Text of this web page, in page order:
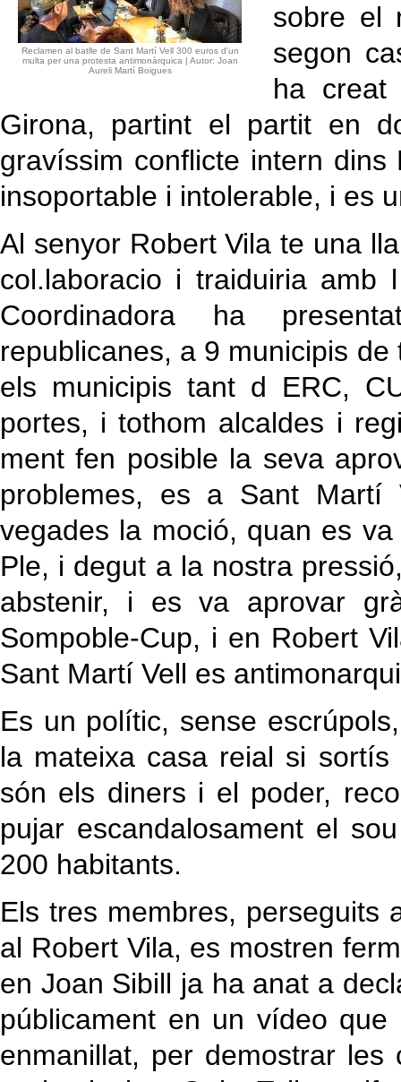
Reclamen al batlle de Sant Martí Vell 300 euros d'un
multa per una protesta antimonàrquica | Autor: Joan
Aureli Martí Boigues
sobre el
segon
ha
Girona, partint el partit en
gravíssim conflicte intern
insoportable i intolerable, i es
Al senyor Robert Vila te una
col.laboracio i traiduiria amb
Coordinadora ha
republicanes, a 9 municipis
els municipis tant d ERC,
portes, i tothom alcaldes i
ment fen posible la seva
problemes, es a Sant Martí
vegades la moció, quan es
Ple, i degut a la nostra
abstenir, i es va aprovar
Sompoble-Cup, i en Robert
Sant Martí Vell es
Es un polític, sense
la mateixa casa reial si
són els diners i el poder,
pujar escandalosament el
200 habitants.
Els tres membres, perseguits
al Robert Vila, es mostren
en Joan Sibill ja ha anat a
públicament en un vídeo
enmanillat, per demostrar